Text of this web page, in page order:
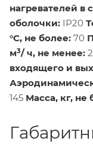
нагревателей в
оболочки: IР20
°С, не более: 70
м3/ ч, не менее:
входящего и
145 Масса, кг, не